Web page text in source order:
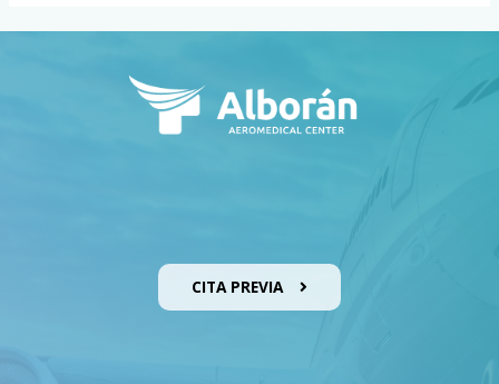
CITA PREVIA